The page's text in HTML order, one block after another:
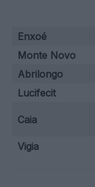
Enxoé
Monte Novo
Abrilongo
Lucifecit
Caia
Vigia